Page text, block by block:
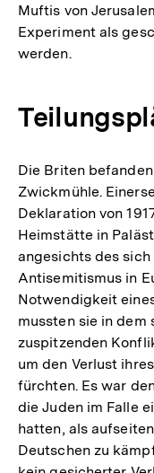
Muftis von
Experiment als
werden.
Die Briten
Zwickmühle.
Deklaration von
Heimstätte in
angesichts des
Antisemitismus in
Notwendigkeit
mussten sie in dem
zuspitzenden
um den Verlust
fürchten. Es war
die Juden im Falle
hatten, als
Deutschen zu